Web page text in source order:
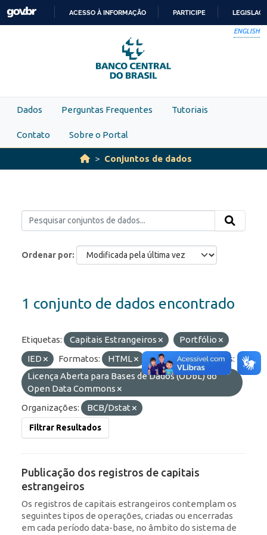
Skip to main content
PARA
O
CONTEÚDO
ACESSO À INFORMAÇÃO PARTICIPE
ENGLISH
Dados Perguntas Frequentes Tutoriais
Contato Sobre o Portal
Conjuntos de dados
Ordenar por
1 conjunto de dados encontrado
Etiquetas: Capitais Estrangeiros
Portfólio
IED
Formatos: HTML OData
Licenças:
Licença Aberta para Bases de Dados (ODbL) do
Open Data Commons
Organizações:
BCB/Dstat
Filtrar Resultados
Publicação dos registros de capitais
estrangeiros
Os registros de capitais estrangeiros contemplam os
seguintes tipos de operações, criadas ou encerradas
em cada período data-base, no âmbito do sistema de